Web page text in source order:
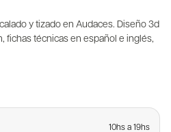
y tizado en Audaces. Diseño 3d
fichas técnicas en español e inglés,
10hs a 19hs